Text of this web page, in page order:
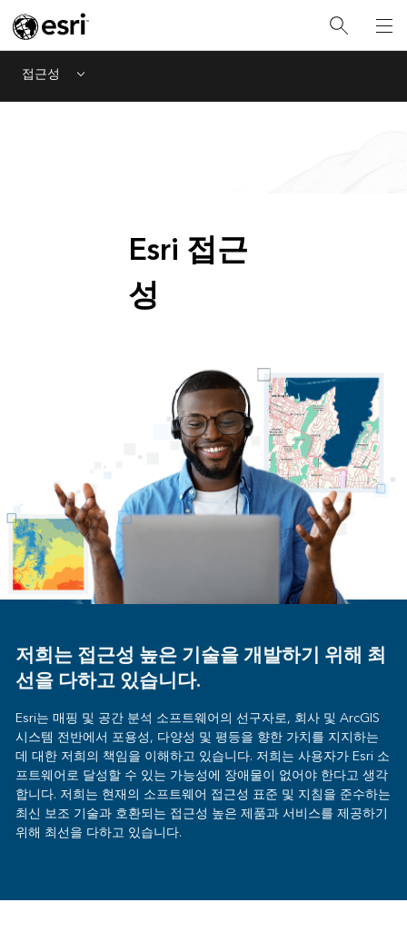
접근성 Menu
Esri 접근
성
저희는 접근성 높은 기술을 개발하기 위해 최
선을 다하고 있습니다.
Esri는 매핑 및 공간 분석 소프트웨어의 선구자로, 회사 및 ArcGIS
시스템 전반에서 포용성, 다양성 및 평등을 향한 가치를 지지하는
데 대한 저희의 책임을 이해하고 있습니다. 저희는 사용자가 Esri 소
프트웨어로 달성할 수 있는 가능성에 장애물이 없어야 한다고 생각
합니다. 저희는 현재의 소프트웨어 접근성 표준 및 지침을 준수하는
최신 보조 기술과 호환되는 접근성 높은 제품과 서비스를 제공하기
위해 최선을 다하고 있습니다.